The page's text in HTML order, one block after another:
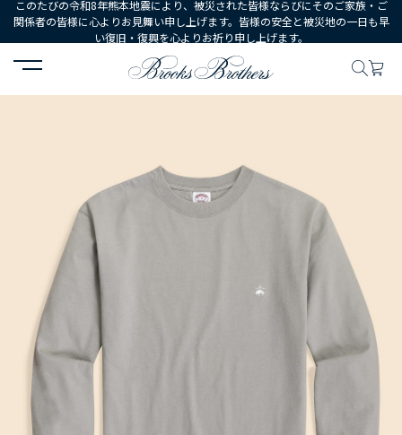
このたびの令和8年熊本地震により、被災された皆様ならびにそのご家族・ご
関係者の皆様に心よりお見舞い申し上げます。皆様の安全と被災地の一日も早
い復旧・復興を心よりお祈り申し上げます。
HOME ウェア トップス Tシャツ・カットソー USAコ